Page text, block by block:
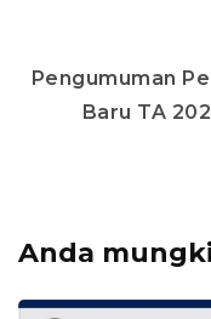
Pengumuman
Baru TA
Anda